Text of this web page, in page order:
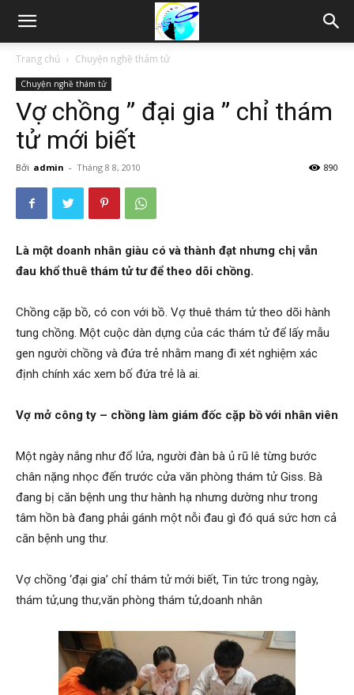
Thám
Phòng,
Hai
Phong,
thám
Trang chủ Chuyện nghề thám tử
Chuyện nghề thám tử
Vợ chồng ” đại gia ” chỉ thám
tử mới biết
Bởi admin - Tháng 8 8, 2010 890
Là một doanh nhân giàu có và thành đạt nhưng chị vẫn
đau khổ thuê thám tử tư để theo dõi chồng.
Chồng cặp bồ, có con với bồ. Vợ thuê thám tử theo dõi hành
tung chồng. Một cuộc dàn dựng của các thám tử để lấy mẫu
gen người chồng và đứa trẻ nhằm mang đi xét nghiệm xác
định chính xác xem bố đứa trẻ là ai.
Vợ mở công ty – chồng làm giám đốc cặp bồ với nhân viên
Một ngày nắng như đổ lửa, người đàn bà ủ rũ lê từng bước
chân nặng nhọc đến trước cửa văn phòng thám tử Giss. Bà
đang bị căn bệnh ung thư hành hạ nhưng dường như trong
tâm hồn bà đang phải gánh một nỗi đau gì đó quá sức hơn cả
căn bệnh ung thư.
Vợ chồng ‘đại gia’ chỉ thám tử mới biết, Tin tức trong ngày,
thám tử,ung thư,văn phòng thám tử,doanh nhân